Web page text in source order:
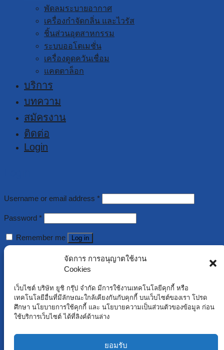
จัดการ การอนุญาตใช้งาน
Cookies
เว็บไซต์ บริษัท ยูชิ กรุ๊ป จำกัด มีการใช้งานเทคโนโลยีคุกกี้ หรือ
เทคโนโลยีอื่นที่มีลักษณะใกล้เคียงกันกับคุกกี้ บนเว็บไซต์ของเรา โปรด
ศึกษา นโยบายการใช้คุกกี้ และ นโยบายความเป็นส่วนตัวของข้อมูล ก่อน
ใช้บริการเว็บไซต์ ได้ที่ลิงค์ด้านล่าง
ยอมรับ
พัดลมระบายอากาศ
เครื่องกำจัดกลิ่น และไวรัส
ชิ้นส่วนอุตสาหกรรม
ระบบออโตเมชั่น
เครื่องดูดควันเชื่อม
แคตตาล็อก
บริการ
บทความ
สมัครงาน
ติดต่อ
Login
Username or email address *
Password *
Remember me Log in
Lost your password?
Register
Username*